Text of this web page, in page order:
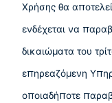
Χρήσης θα
ενδέχεται να
δικαιώματα του
επηρεαζόμενη
οποιαδήποτε